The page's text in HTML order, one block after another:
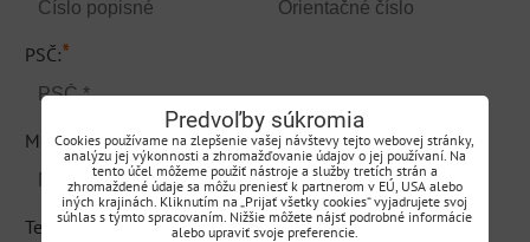
PSČ:*
Mesto:*
Telefón:*
Predvoľby súkromia
Cookies používame na zlepšenie vašej návštevy tejto webovej stránky,
analýzu jej výkonnosti a zhromažďovanie údajov o jej používaní. Na
tento účel môžeme použiť nástroje a služby tretích strán a
zhromaždené údaje sa môžu preniesť k partnerom v EÚ, USA alebo
iných krajinách. Kliknutím na „Prijať všetky cookies“ vyjadrujete svoj
súhlas s týmto spracovaním. Nižšie môžete nájsť podrobné informácie
alebo upraviť svoje preferencie.